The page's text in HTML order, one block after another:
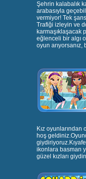
Şehrin kalabalık
arabasıyla
vermiyor! Tek
Trafiği izleyin ve
karmaşıklaşacak
eğlenceli bir algı
oyun
Kız oyunlarından
hoş
ikonlara basman
güzel kızları